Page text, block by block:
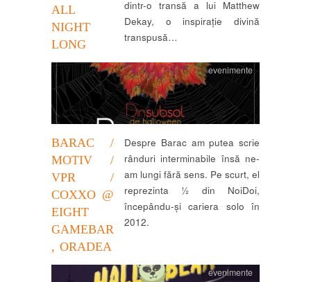
ALL
NIGHT
LONG
dintr-o transă a lui Matthew
Dekay, o inspirație divină
transpusă…
BARAC /
MOTIV /
VPR /
COXXO @
EIGHT
GAMEBAR
, ORADEA
evenimente
Despre Barac am putea scrie
rânduri interminabile însă ne-
am lungi fără sens. Pe scurt, el
reprezinta ½ din NoiDoi,
începându-și cariera solo în
2012.
evenimente